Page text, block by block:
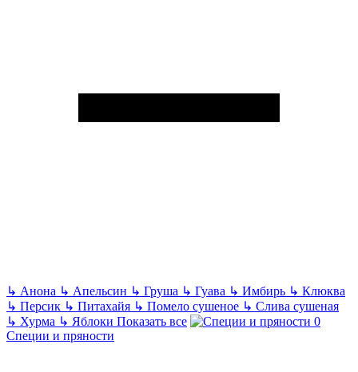
↳ Анона ↳ Апельсин ↳ Груша ↳ Гуава ↳ Имбирь ↳ Клюква
↳ Персик ↳ Питахайя ↳ Помело сушеное ↳ Слива сушеная
↳ Хурма ↳ Яблоки Показать все
Специи и пряности